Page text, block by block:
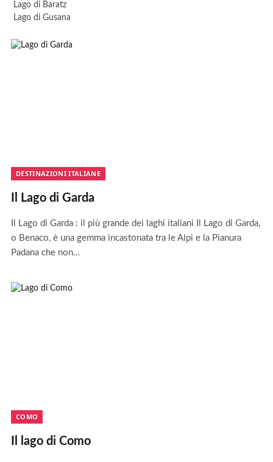
Lago di Baratz
Lago di Gusana
DESTINAZIONI ITALIANE
Il Lago di Garda
Il Lago di Garda : il più grande dei laghi italiani Il Lago di Garda,
o Benaco, è una gemma incastonata tra le Alpi e la Pianura
Padana che non…
COMO
Il lago di Como